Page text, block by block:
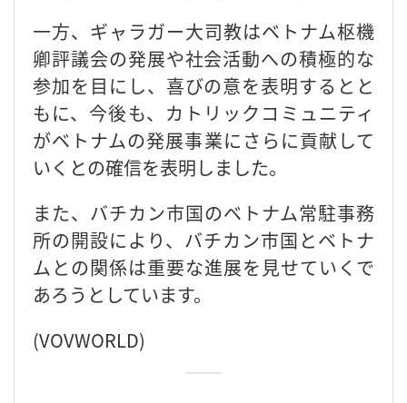
一方、ギャラガー大司教はベトナム枢機
卿評議会の発展や社会活動への積極的な
参加を目にし、喜びの意を表明するとと
もに、今後も、カトリックコミュニティ
がベトナムの発展事業にさらに貢献して
いくとの確信を表明しました。
また、バチカン市国のベトナム常駐事務
所の開設により、バチカン市国とベトナ
ムとの関係は重要な進展を見せていくで
あろうとしています。
(VOVWORLD)